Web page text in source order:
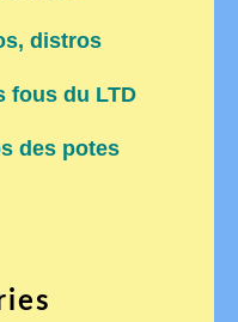
distros
fous du LTD
des potes